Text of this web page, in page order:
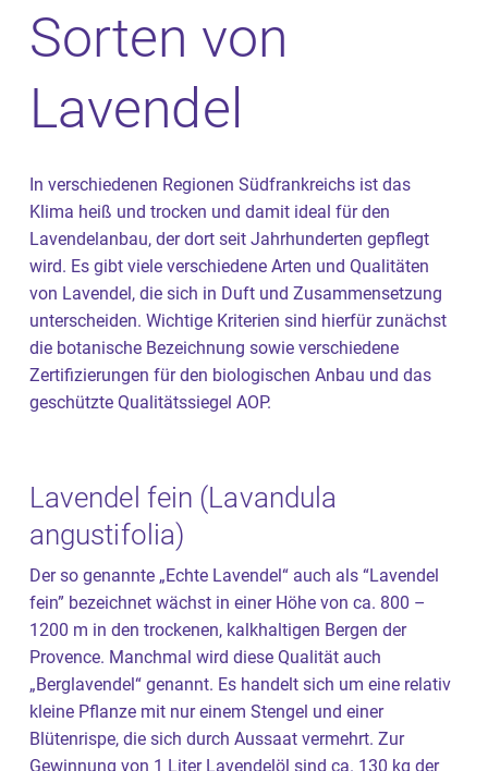
Sorten von
Lavendel
In verschiedenen Regionen Südfrankreichs ist das
Klima heiß und trocken und damit ideal für den
Lavendelanbau, der dort seit Jahrhunderten gepflegt
wird. Es gibt viele verschiedene Arten und Qualitäten
von Lavendel, die sich in Duft und Zusammensetzung
unterscheiden. Wichtige Kriterien sind hierfür zunächst
die botanische Bezeichnung sowie verschiedene
Zertifizierungen für den biologischen Anbau und das
geschützte Qualitätssiegel AOP.
Lavendel fein (Lavandula
angustifolia)
Der so genannte „Echte Lavendel“ auch als “Lavendel
fein” bezeichnet wächst in einer Höhe von ca. 800 –
1200 m in den trockenen, kalkhaltigen Bergen der
Provence. Manchmal wird diese Qualität auch
„Berglavendel“ genannt. Es handelt sich um eine relativ
kleine Pflanze mit nur einem Stengel und einer
Blütenrispe, die sich durch Aussaat vermehrt. Zur
Gewinnung von 1 Liter Lavendelöl sind ca. 130 kg der